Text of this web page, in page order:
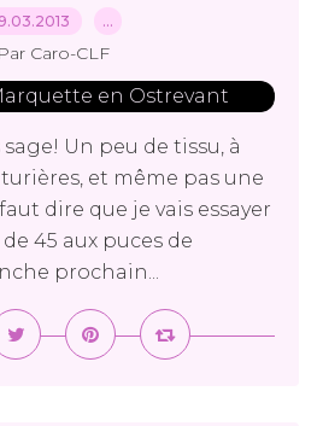
…
Par Caro-CLF
Un peu de tissu, à
et même pas une
dire que je vais essayer
45 aux puces de
prochain...